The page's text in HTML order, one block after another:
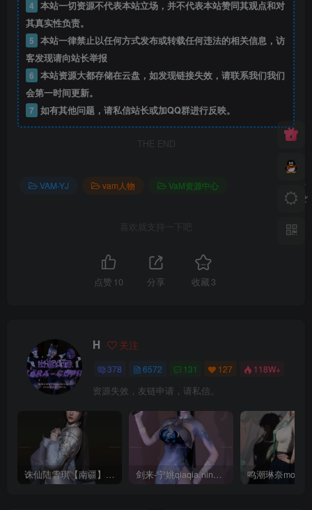
4 本站一切资源不代表本站立场，并不代表本站赞同其观点和对
其真实性负责。
5 本站一律禁止以任何方式发布或转载任何违法的相关信息，访
客发现请向站长举报
6 本站资源大都存储在云盘，如发现链接失效，请联系我们我们
会第一时间更新。
7 如有其他问题，请私信站长或加QQ群进行反映。
THE END
VAM-YJ vam人物 VaM资源中心
喜欢就支持一下吧
点赞 10 分享 收藏 3
H 关注
378 6572 131 127 118W+
资源失效，友链申请，请私信。
诛仙陆雪琪【南疆】CoveRig 剑来-宁姚qiaqia.ningyao-re.1